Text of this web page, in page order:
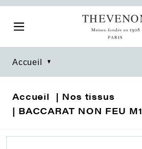
Accueil
Accueil
Nos tissus
BACCARAT NON FEU M1